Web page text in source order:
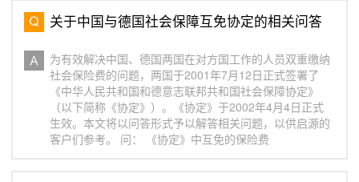
关于中国与德国社会保障互免协定的相关问答
为有效解决中国、德国两国在对方国工作的人员双重缴纳
社会保险费的问题，两国于2001年7月12日正式签署了
《中华人民共和国和德意志联邦共和国社会保障协定》
（以下简称《协定》）。《协定》于2002年4月4日正式
生效。本文将以问答形式予以解答相关问题，以供启源的
客户们参考。 问： 《协定》中互免的保险费